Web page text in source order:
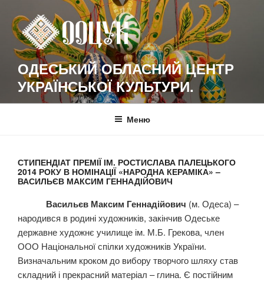
содержимому
ОДЕСЬКИЙ ОБЛАСНИЙ ЦЕНТР
УКРАЇНСЬКОЇ КУЛЬТУРИ.
Меню
СТИПЕНДІАТ ПРЕМІЇ ІМ. РОСТИСЛАВА ПАЛЕЦЬКОГО
2014 РОКУ В НОМІНАЦІЇ «НАРОДНА КЕРАМІКА» –
ВАСИЛЬЄВ МАКСИМ ГЕННАДІЙОВИЧ
Васильєв Максим Геннадійович (м. Одеса) –
народився в родині художників, закінчив Одеське
державне художнє училище ім. М.Б. Грекова, член
ООО Національної спілки художників України.
Визначальним кроком до вибору творчого шляху став
складний і прекрасний матеріал – глина. Є постійним